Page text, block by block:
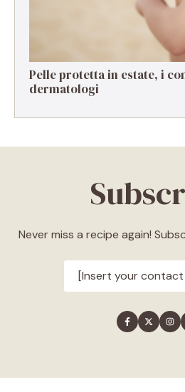
Pelle protetta in estate, i
dermatologi
Never miss a recipe again!
[Insert your